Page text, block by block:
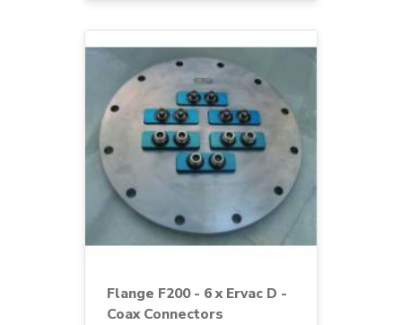
Flange F200 - 6 x Ervac D -
Coax Connectors